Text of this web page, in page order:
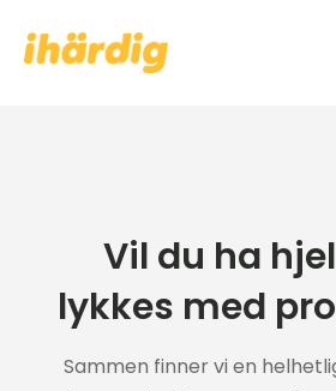
Vil du ha
lykkes med
Sammen finner vi en